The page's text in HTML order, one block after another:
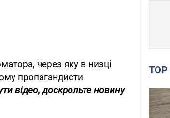
через яку в низці
пропагандисти
відео, доскрольте новину